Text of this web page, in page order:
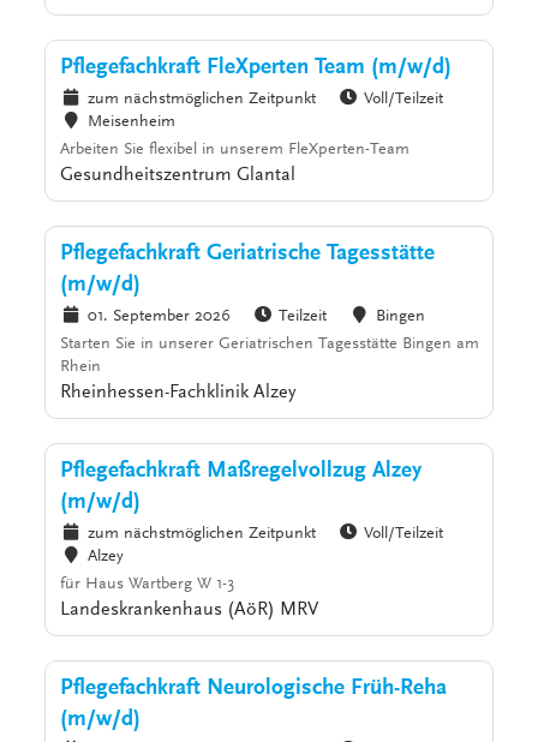
Pflegefachkraft FleXperten Team (m/w/d)
zum nächstmöglichen Zeitpunkt
Voll/Teilzeit
Meisenheim
Arbeiten Sie flexibel in unserem FleXperten-Team
Gesundheitszentrum Glantal
Pflegefachkraft Geriatrische Tagesstätte
(m/w/d)
01. September 2026 Teilzeit
Bingen
Starten Sie in unserer Geriatrischen Tagesstätte Bingen am
Rhein
Rheinhessen-Fachklinik Alzey
Pflegefachkraft Maßregelvollzug Alzey
(m/w/d)
zum nächstmöglichen Zeitpunkt
Voll/Teilzeit
Alzey
für Haus Wartberg W 1-3
Landeskrankenhaus (AöR) MRV
Pflegefachkraft Neurologische Früh-Reha
(m/w/d)